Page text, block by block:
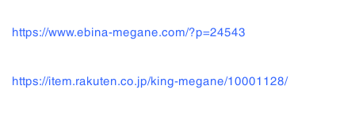
https://www.ebina-megane.com/?p=24543
https://item.rakuten.co.jp/king-megane/10001128/